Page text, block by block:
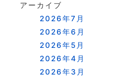
アーカイブ
2026年7月
2026年6月
2026年5月
2026年4月
2026年3月